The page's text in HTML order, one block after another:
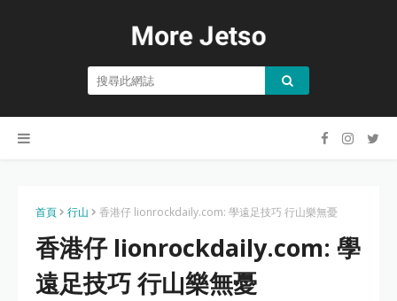
首頁 行山 香港仔 lionrockdaily.com: 學遠足技巧 行山樂無憂
香港仔 lionrockdaily.com: 學
遠足技巧 行山樂無憂